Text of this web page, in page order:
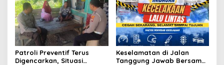
Patroli Preventif Terus
Digencarkan, Situasi
Keselamatan di Jalan
Tanggung Jawab Bersama,